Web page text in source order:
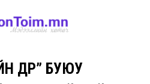
ӨДӨР” БУЮУ